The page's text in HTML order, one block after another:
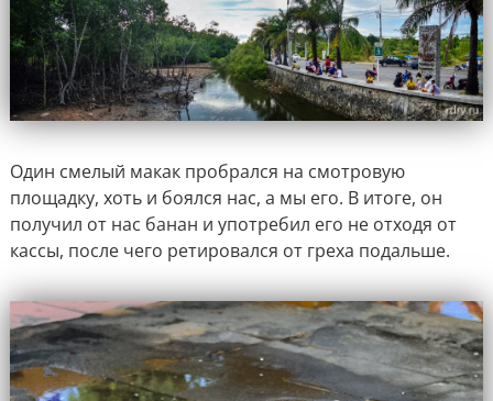
Один смелый макак пробрался на смотровую
площадку, хоть и боялся нас, а мы его. В итоге, он
получил от нас банан и употребил его не отходя от
кассы, после чего ретировался от греха подальше.